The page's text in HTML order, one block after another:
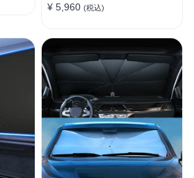
¥ 5,960 (税込)